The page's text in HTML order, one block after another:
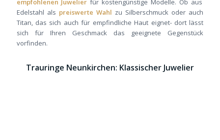
Edelstahl als preiswerte Wahl zu Silberschmuck oder auch
Titan, das sich auch für empfindliche Haut eignet- dort lässt
sich für Ihren Geschmack das geeignete Gegenstück
vorfinden.
Trauringe Neunkirchen: Klassischer Juwelier